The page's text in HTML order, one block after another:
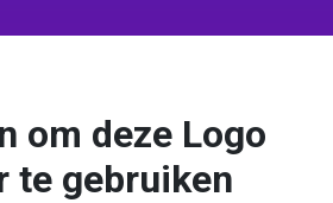
om deze Logo
te gebruiken